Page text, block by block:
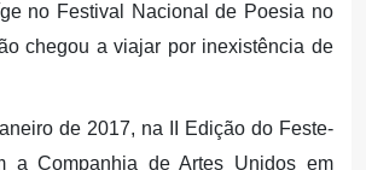
no Festival Nacional de Poesia no
chegou a viajar por inexistência de
de 2017, na II Edição do Feste-
a Companhia de Artes Unidos em